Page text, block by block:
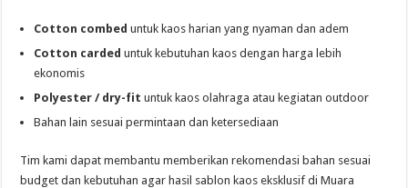
Cotton combed untuk kaos harian yang nyaman dan adem
Cotton carded untuk kebutuhan kaos dengan harga lebih
ekonomis
Polyester / dry-fit untuk kaos olahraga atau kegiatan outdoor
Bahan lain sesuai permintaan dan ketersediaan
Tim kami dapat membantu memberikan rekomendasi bahan sesuai
budget dan kebutuhan agar hasil sablon kaos eksklusif di Muara